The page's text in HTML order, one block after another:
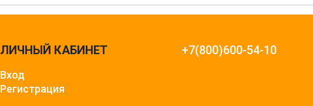
ЛИЧНЫЙ КАБИНЕТ
Вход
Регистрация
+7(800)600-54-10